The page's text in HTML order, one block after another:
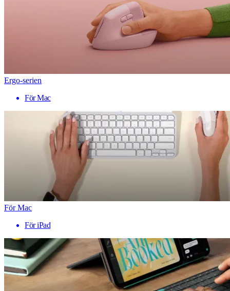
Ergo-serien
För Mac
För Mac
För iPad